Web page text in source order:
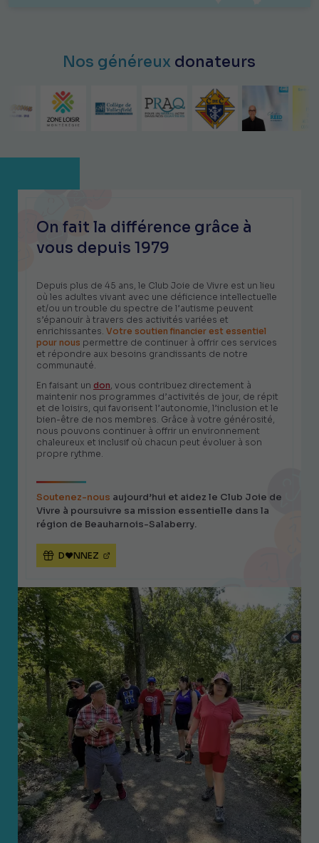
Nos généreux donateurs
On fait la différence grâce à
vous depuis 1979
Depuis plus de 45 ans, le Club Joie de Vivre est un lieu
où les adultes vivant avec une déficience intellectuelle
et/ou un trouble du spectre de l’autisme peuvent
s’épanouir à travers des activités variées et
enrichissantes. Votre soutien financier est essentiel
pour nous permettre de continuer à offrir ces services
et répondre aux besoins grandissants de notre
communauté.
En faisant un don , vous contribuez directement à
maintenir nos programmes d’activités de jour, de répit
et de loisirs, qui favorisent l’autonomie, l’inclusion et le
bien-être de nos membres. Grâce à votre générosité,
nous pouvons continuer à offrir un environnement
chaleureux et inclusif où chacun peut évoluer à son
propre rythme.
Soutenez-nous aujourd’hui et aidez le Club Joie de
Vivre à poursuivre sa mission essentielle dans la
région de Beauharnois-Salaberry.
D♥NNEZ